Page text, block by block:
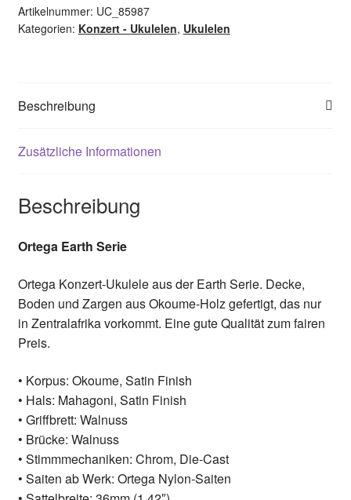
Okoumedecke
Menge
Artikelnummer: UC_85987
Kategorien: Konzert - Ukulelen, Ukulelen
Beschreibung
Zusätzliche Informationen
Beschreibung
Ortega Earth Serie
Ortega Konzert-Ukulele aus der Earth Serie. Decke,
Boden und Zargen aus Okoume-Holz gefertigt, das nur
in Zentralafrika vorkommt. Eine gute Qualität zum fairen
Preis.
• Korpus: Okoume, Satin Finish
• Hals: Mahagoni, Satin Finish
• Griffbrett: Walnuss
• Brücke: Walnuss
• Stimmmechaniken: Chrom, Die-Cast
• Saiten ab Werk: Ortega Nylon-Saiten